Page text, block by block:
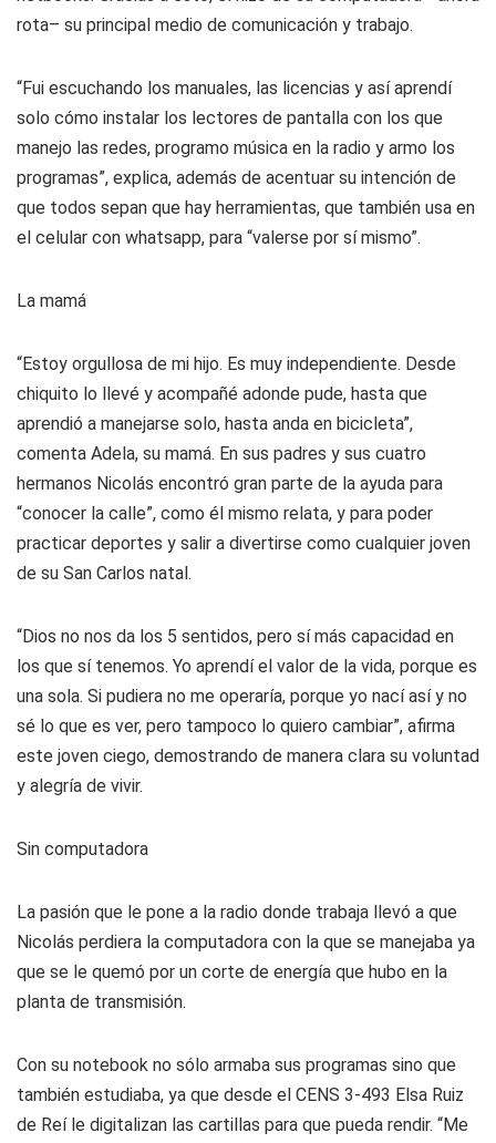
rota– su principal medio de comunicación y trabajo.
“Fui escuchando los manuales, las licencias y así aprendí
solo cómo instalar los lectores de pantalla con los que
manejo las redes, programo música en la radio y armo los
programas”, explica, además de acentuar su intención de
que todos sepan que hay herramientas, que también usa en
el celular con whatsapp, para “valerse por sí mismo”.
La mamá
“Estoy orgullosa de mi hijo. Es muy independiente. Desde
chiquito lo llevé y acompañé adonde pude, hasta que
aprendió a manejarse solo, hasta anda en bicicleta”,
comenta Adela, su mamá. En sus padres y sus cuatro
hermanos Nicolás encontró gran parte de la ayuda para
“conocer la calle”, como él mismo relata, y para poder
practicar deportes y salir a divertirse como cualquier joven
de su San Carlos natal.
“Dios no nos da los 5 sentidos, pero sí más capacidad en
los que sí tenemos. Yo aprendí el valor de la vida, porque es
una sola. Si pudiera no me operaría, porque yo nací así y no
sé lo que es ver, pero tampoco lo quiero cambiar”, afirma
este joven ciego, demostrando de manera clara su voluntad
y alegría de vivir.
Sin computadora
La pasión que le pone a la radio donde trabaja llevó a que
Nicolás perdiera la computadora con la que se manejaba ya
que se le quemó por un corte de energía que hubo en la
planta de transmisión.
Con su notebook no sólo armaba sus programas sino que
también estudiaba, ya que desde el CENS 3-493 Elsa Ruiz
de Reí le digitalizan las cartillas para que pueda rendir. “Me